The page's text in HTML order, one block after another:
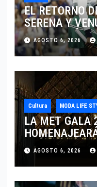
EL RETORNO
SERENA Y
DISPUTARÁN
CINCINNATI
AGOSTO 6, 2026
Cultura MODA LIFE
LA MET GALA
MARCANDO
DEL
AGOSTO 6, 2026